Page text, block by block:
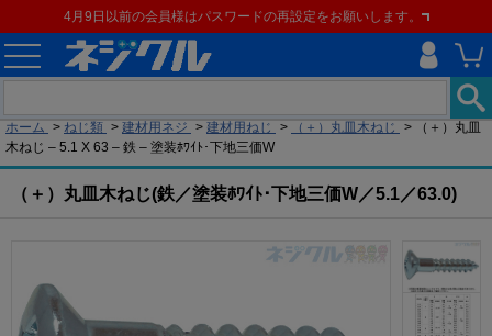
4月9日以前の会員様はパスワードの再設定をお願いします。
ホーム > ねじ類 > 建材用ネジ > 建材用ねじ > （＋）丸皿木ねじ >
（＋）丸皿
木ねじ – 5.1 X 63 – 鉄 – 塗装ﾎﾜｲﾄ･下地三価W
（＋）丸皿木ねじ(鉄／塗装ﾎﾜｲﾄ･下地三価W／5.1／63.0)